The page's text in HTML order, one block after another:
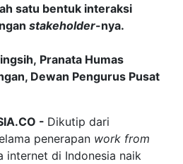
satu bentuk interaksi
stakeholder-nya.
Pranata Humas
Dewan Pengurus Pusat
- Dikutip dari
penerapan work from
internet di Indonesia naik